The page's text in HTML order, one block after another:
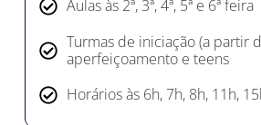
Aulas às 2ª, 3ª, 4ª, 5ª e 6ª feira
Turmas de iniciação (a partir
aperfeiçoamento e teens
Horários às 6h, 7h, 8h, 11h,